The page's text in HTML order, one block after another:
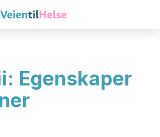
Egenskaper